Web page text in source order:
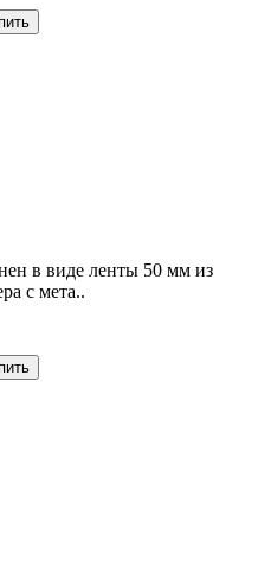
в виде ленты 50 мм из
с мета..